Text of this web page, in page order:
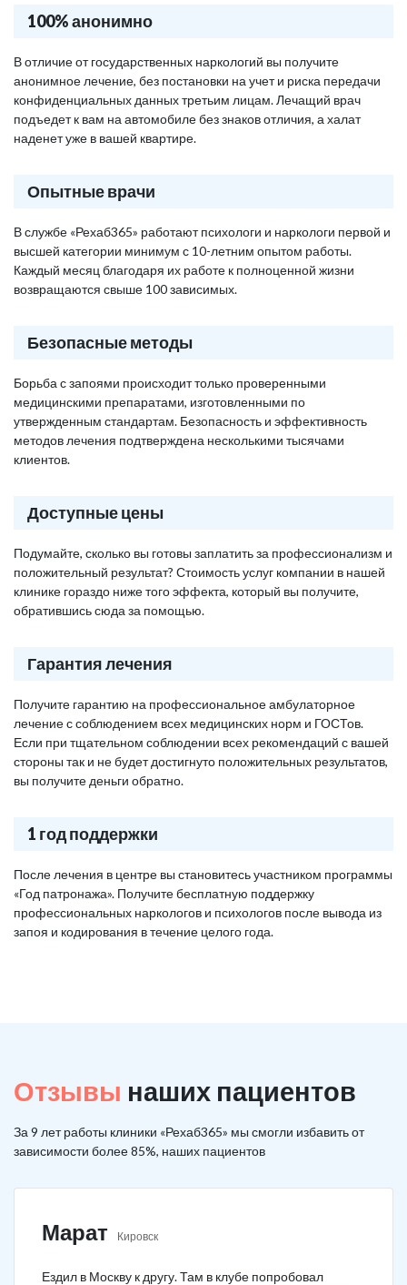
100% анонимно
В отличие от государственных наркологий вы получите
анонимное лечение, без постановки на учет и риска передачи
конфиденциальных данных третьим лицам. Лечащий врач
подъедет к вам на автомобиле без знаков отличия, а халат
наденет уже в вашей квартире.
Опытные врачи
В службе «Рехаб365» работают психологи и наркологи первой и
высшей категории минимум с 10-летним опытом работы.
Каждый месяц благодаря их работе к полноценной жизни
возвращаются свыше 100 зависимых.
Безопасные методы
Борьба с запоями происходит только проверенными
медицинскими препаратами, изготовленными по
утвержденным стандартам. Безопасность и эффективность
методов лечения подтверждена несколькими тысячами
клиентов.
Доступные цены
Подумайте, сколько вы готовы заплатить за профессионализм и
положительный результат? Стоимость услуг компании в нашей
клинике гораздо ниже того эффекта, который вы получите,
обратившись сюда за помощью.
Гарантия лечения
Получите гарантию на профессиональное амбулаторное
лечение с соблюдением всех медицинских норм и ГОСТов.
Если при тщательном соблюдении всех рекомендаций с вашей
стороны так и не будет достигнуто положительных результатов,
вы получите деньги обратно.
1 год поддержки
После лечения в центре вы становитесь участником программы
«Год патронажа». Получите бесплатную поддержку
профессиональных наркологов и психологов после вывода из
запоя и кодирования в течение целого года.
Отзывы наших пациентов
За 9 лет работы клиники «Рехаб365» мы смогли избавить от
зависимости более 85%, наших пациентов
Марат Кировск
Ездил в Москву к другу. Там в клубе попробовал